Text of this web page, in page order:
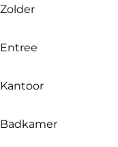
Zolder
Entree
Kantoor
Badkamer